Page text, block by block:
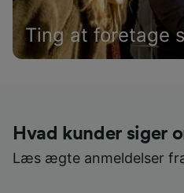
Ting at foretage
Hvad kunder siger
Læs ægte anmeldelser